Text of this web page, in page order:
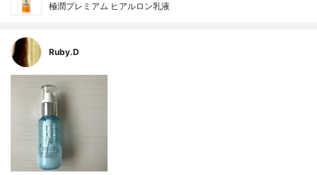
極潤プレミアム ヒアルロン乳液
Ruby.D